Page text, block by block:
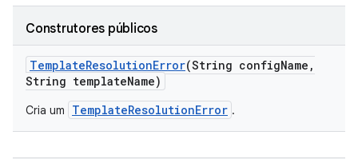
Construtores públicos
TemplateResolutionError(String configName ,
String templateName)
Cria um TemplateResolutionError .